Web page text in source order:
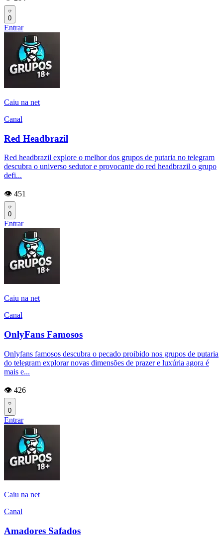
0
Entrar
Caiu na net
Canal
Red Headbrazil
Red headbrazil explore o melhor dos grupos de putaria no telegram
descubra o universo sedutor e provocante do red headbrazil o grupo
defi...
👁️ 451
0
Entrar
Caiu na net
Canal
OnlyFans Famosos
Onlyfans famosos descubra o pecado proibido nos grupos de putaria
do telegram explorar novas dimensões de prazer e luxúria agora é
mais e...
👁️ 426
0
Entrar
Caiu na net
Canal
Amadores Safados